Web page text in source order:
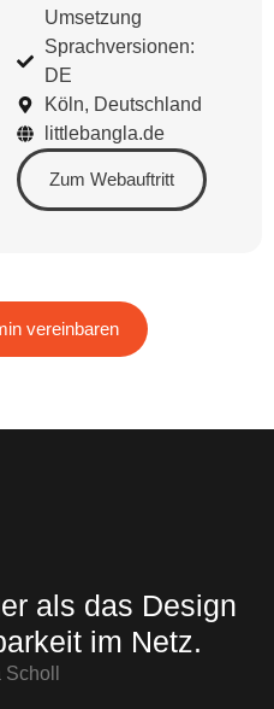
Umsetzung
Sprachversionen:
DE
Köln, Deutschland
littlebangla.de
Zum Webauftritt
vereinbaren
als das Design
im Netz.